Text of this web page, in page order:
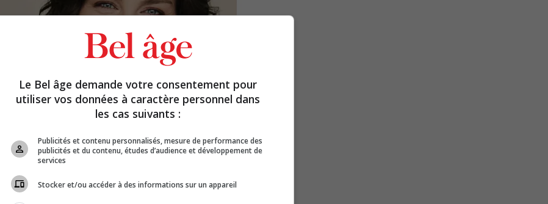
Le Bel âge demande votre consentement pour
utiliser vos données à caractère personnel dans
les cas suivants :
Publicités et contenu personnalisés, mesure de performance des
publicités et du contenu, études d’audience et développement de
services
Stocker et/ou accéder à des informations sur un appareil